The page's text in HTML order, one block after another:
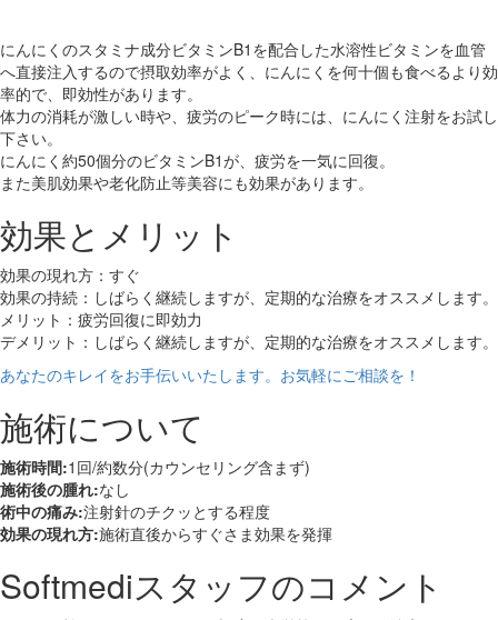
にんにくのスタミナ成分ビタミンB1を配合した水溶性ビタミンを血管
へ直接注入するので摂取効率がよく、にんにくを何十個も食べるより効
率的で、即効性があります。
体力の消耗が激しい時や、疲労のピーク時には、にんにく注射をお試し
下さい。
にんにく約50個分のビタミンB1が、疲労を一気に回復。
また美肌効果や老化防止等美容にも効果があります。
効果とメリット
効果の現れ方：すぐ
効果の持続：しばらく継続しますが、定期的な治療をオススメします。
メリット：疲労回復に即効力
デメリット：しばらく継続しますが、定期的な治療をオススメします。
あなたのキレイをお手伝いいたします。お気軽にご相談を！
施術について
施術時間:1回/約数分(カウンセリング含まず)
施術後の腫れ:なし
術中の痛み:注射針のチクッとする程度
効果の現れ方:施術直後からすぐさま効果を発揮
Softmediスタッフのコメント